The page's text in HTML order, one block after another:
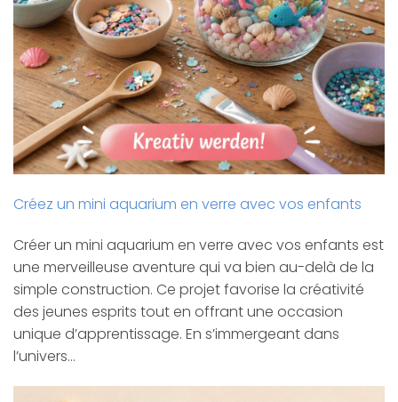
Créez un mini aquarium en verre avec vos enfants
Créer un mini aquarium en verre avec vos enfants est
une merveilleuse aventure qui va bien au-delà de la
simple construction. Ce projet favorise la créativité
des jeunes esprits tout en offrant une occasion
unique d’apprentissage. En s’immergeant dans
l’univers…